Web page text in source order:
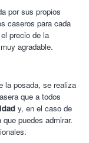
por sus propios
caseros para cada
precio de la
agradable.
la posada, se realiza
que a todos
y, en el caso de
puedes admirar.